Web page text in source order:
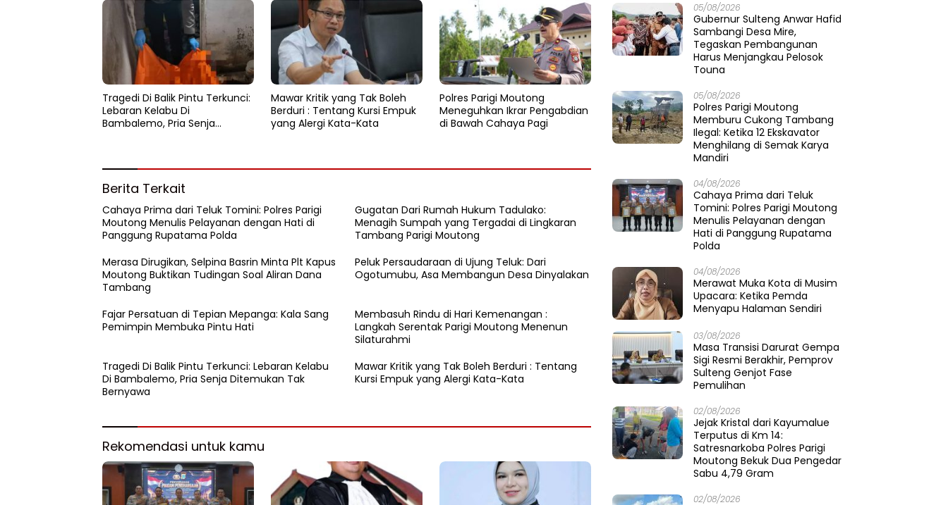
Tragedi Di Balik Pintu Terkunci:
Lebaran Kelabu Di
Bambalemo, Pria Senja
Mawar Kritik yang Tak Boleh
Berduri : Tentang Kursi Empuk
yang Alergi Kata-Kata
Polres Parigi Moutong
Meneguhkan Ikrar Pengabdian
di Bawah Cahaya Pagi
Berita Terkait
Cahaya Prima dari Teluk Tomini: Polres Parigi
Moutong Menulis Pelayanan dengan Hati di
Panggung Rupatama Polda
Gugatan Dari Rumah Hukum Tadulako:
Menagih Sumpah yang Tergadai di Lingkaran
Tambang Parigi Moutong
Merasa Dirugikan, Selpina Basrin Minta Plt Kapus
Moutong Buktikan Tudingan Soal Aliran Dana
Tambang
Peluk Persaudaraan di Ujung Teluk: Dari
Ogotumubu, Asa Membangun Desa Dinyalakan
Fajar Persatuan di Tepian Mepanga: Kala Sang
Pemimpin Membuka Pintu Hati
​Membasuh Rindu di Hari Kemenangan :
Langkah Serentak Parigi Moutong Menenun
Silaturahmi
Tragedi Di Balik Pintu Terkunci: Lebaran Kelabu
Di Bambalemo, Pria Senja Ditemukan Tak
Bernyawa
Mawar Kritik yang Tak Boleh Berduri : Tentang
Kursi Empuk yang Alergi Kata-Kata
Rekomendasi untuk kamu
05/08/2026
Gubernur Sulteng Anwar Hafid
Sambangi Desa Mire,
Tegaskan Pembangunan
Harus Menjangkau Pelosok
Touna
05/08/2026
Polres Parigi Moutong
Memburu Cukong Tambang
Ilegal: Ketika 12 Ekskavator
Menghilang di Semak Karya
Mandiri
04/08/2026
Cahaya Prima dari Teluk
Tomini: Polres Parigi Moutong
Menulis Pelayanan dengan
Hati di Panggung Rupatama
Polda
04/08/2026
Merawat Muka Kota di Musim
Upacara: Ketika Pemda
Menyapu Halaman Sendiri
03/08/2026
Masa Transisi Darurat Gempa
Sigi Resmi Berakhir, Pemprov
Sulteng Genjot Fase
Pemulihan
02/08/2026
Jejak Kristal dari Kayumalue
Terputus di Km 14:
Satresnarkoba Polres Parigi
Moutong Bekuk Dua Pengedar
Sabu 4,79 Gram
02/08/2026